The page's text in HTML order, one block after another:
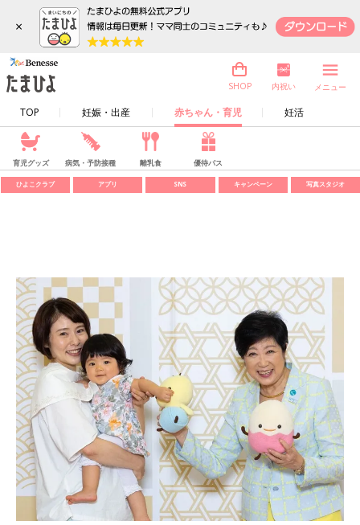
×
TOP 妊娠・出産 赤ちゃん・育児 妊活
SHOP 内祝い メニュー
育児グッズ 病気・予防接種 離乳食 優待パス
ひよこクラブ アプリ SNS キャンペーン 写真スタジオ